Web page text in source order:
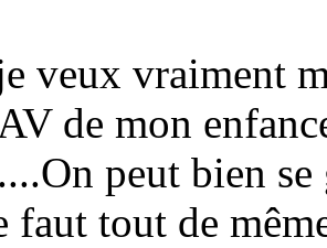
veux vraiment
de mon
peut bien
faut tout de